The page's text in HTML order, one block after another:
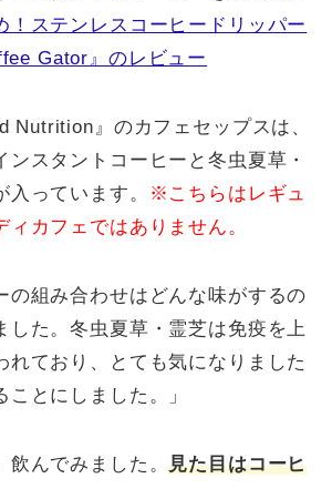
！ステンレスコーヒードリッパー
Gator』のレビュー
Nutrition』のカフェセップスは、
ンスタントコーヒーと冬虫夏草・
っています。
※こちらはレギュ
ィカフェではありません。
の組み合わせはどんな味がするの
した。冬虫夏草・霊芝は免疫を上
れており、とても気になりました
とにしました。」
飲んでみました。見た目はコーヒ